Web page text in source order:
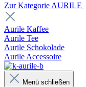
Zur Kategorie AURILE
Aurile Kaffee
Aurile Tee
Aurile Schokolade
Aurile Accessoire
Menü schließen